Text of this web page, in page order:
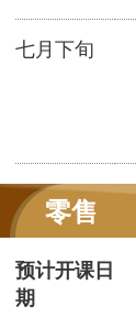
七月下旬
零售
预计开课日
期